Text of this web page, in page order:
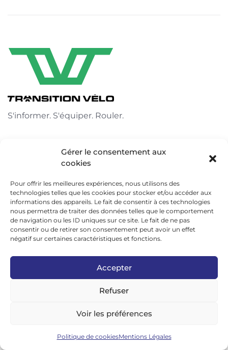
Gérer le consentement aux
cookies
Pour offrir les meilleures expériences, nous utilisons des
technologies telles que les cookies pour stocker et/ou accéder aux
informations des appareils. Le fait de consentir à ces technologies
nous permettra de traiter des données telles que le comportement
de navigation ou les ID uniques sur ce site. Le fait de ne pas
consentir ou de retirer son consentement peut avoir un effet
négatif sur certaines caractéristiques et fonctions.
Accepter
Refuser
Voir les préférences
Politique de cookiesMentions Légales
S'informer. S'équiper. Rouler.
Accueil
À propos
Mentions Légales
Politique de cookies
Vélos électriques
Vélos
Equipements
Accessoires
Composants
Vélo et société